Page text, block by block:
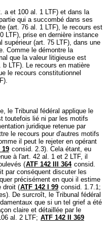
a et 100 al. 1 LTF) et dans la
qui a succombé dans ses
(art. 76 al. 1 LTF), le recours est
LTF), prise en dernière instance
supérieur (art. 75 LTF), dans une
Comme le démontre la
que la valeur litigieuse est
b LTF). Le recours en matière
le recours constitutionnel
).
le Tribunal fédéral applique le
toutefois lié ni par les motifs
juridique retenue par
le recours pour d'autres motifs
il peut le rejeter en opérant
19 consid. 2.3). Cela étant, eu
à l'art. 42 al. 1 et 2 LTF, il
(ATF 142 III 364 consid.
par conséquent discuter les
précisément en quoi il estime
droit (ATF 142 I 99 consid. 1.7.1;
De surcroît, le Tribunal fédéral
que si un tel grief a été
claire et détaillée par le
al. 2 LTF; ATF 142 II 369